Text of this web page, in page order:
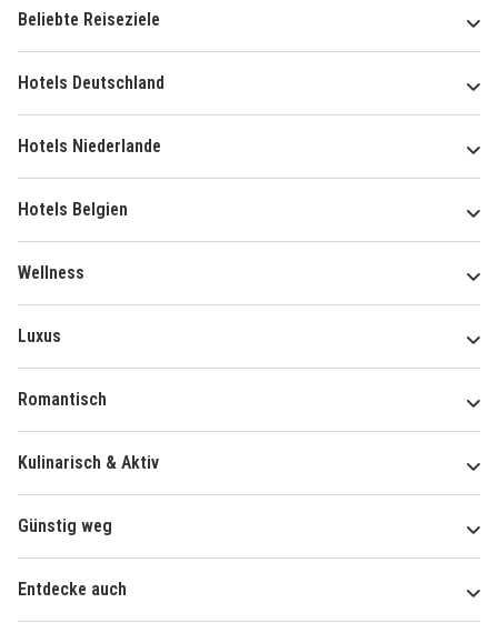
Beliebte Reiseziele
Hotels Deutschland
Hotels Niederlande
Hotels Belgien
Wellness
Luxus
Romantisch
Kulinarisch & Aktiv
Günstig weg
Entdecke auch